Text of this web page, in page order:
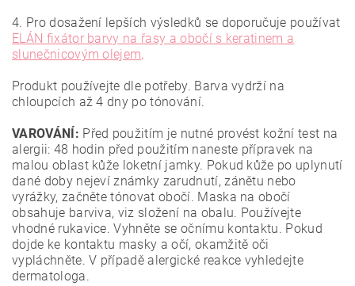
4. Pro dosažení lepších výsledků se doporučuje používat
ELÁN fixátor barvy na řasy a obočí s keratinem a
slunečnicovým olejem.
Produkt používejte dle potřeby. Barva vydrží na
chloupcích až 4 dny po tónování.
VAROVÁNÍ: Před použitím je nutné provést kožní test na
alergii: 48 hodin před použitím naneste přípravek na
malou oblast kůže loketní jamky. Pokud kůže po uplynutí
dané doby nejeví známky zarudnutí, zánětu nebo
vyrážky, začněte tónovat obočí. Maska na obočí
obsahuje barviva, viz složení na obalu. Používejte
vhodné rukavice. Vyhněte se očnímu kontaktu. Pokud
dojde ke kontaktu masky a očí, okamžitě oči
vypláchněte. V případě alergické reakce vyhledejte
dermatologa.